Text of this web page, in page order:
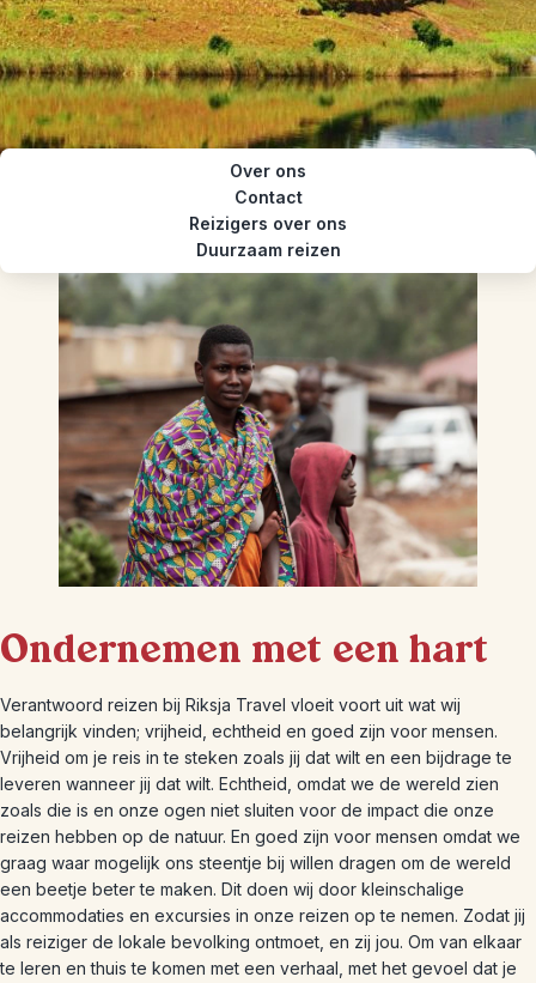
Over ons
Contact
Reizigers over ons
Duurzaam reizen
Ondernemen met een hart
Verantwoord reizen bij Riksja Travel vloeit voort uit wat wij
belangrijk vinden; vrijheid, echtheid en goed zijn voor mensen.
Vrijheid om je reis in te steken zoals jij dat wilt en een bijdrage te
leveren wanneer jij dat wilt. Echtheid, omdat we de wereld zien
zoals die is en onze ogen niet sluiten voor de impact die onze
reizen hebben op de natuur. En goed zijn voor mensen omdat we
graag waar mogelijk ons steentje bij willen dragen om de wereld
een beetje beter te maken. Dit doen wij door kleinschalige
accommodaties en excursies in onze reizen op te nemen. Zodat jij
als reiziger de lokale bevolking ontmoet, en zij jou. Om van elkaar
te leren en thuis te komen met een verhaal, met het gevoel dat je